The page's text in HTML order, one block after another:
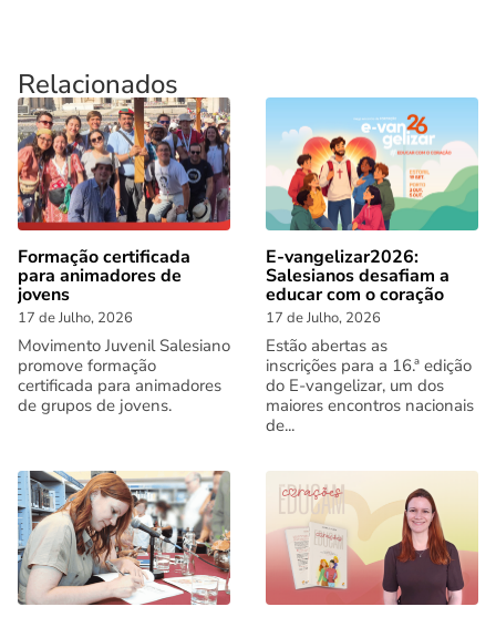
Relacionados
Formação certificada
para animadores de
jovens
17 de Julho, 2026
Movimento Juvenil Salesiano
promove formação
certificada para animadores
de grupos de jovens.
E-vangelizar2026:
Salesianos desafiam a
educar com o coração
17 de Julho, 2026
Estão abertas as
inscrições para a 16.ª edição
do E-vangelizar, um dos
maiores encontros nacionais
de...